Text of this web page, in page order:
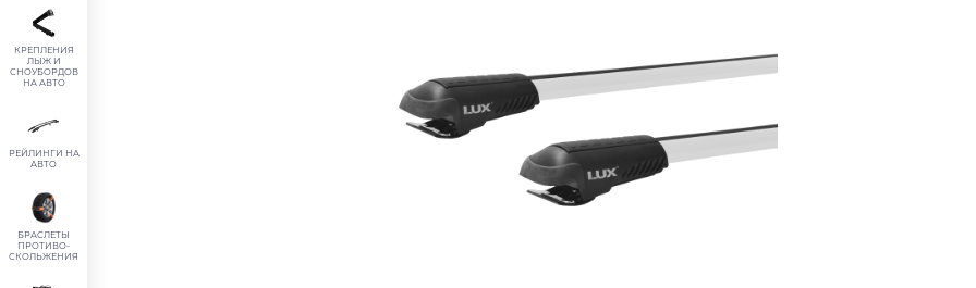
КРЕПЛЕНИЯ
ЛЫЖ И
СНОУБОРДОВ
НА АВТО
РЕЙЛИНГИ НА
АВТО
БРАСЛЕТЫ
ПРОТИВО-
СКОЛЬЖЕНИЯ